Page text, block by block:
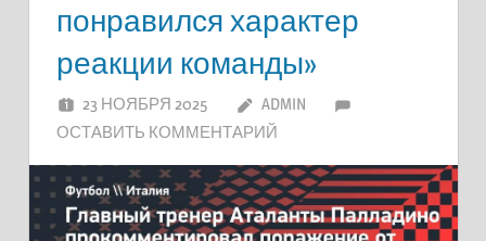
понравился характер
реакции команды»
23 НОЯБРЯ 2025
ADMIN
ОСТАВИТЬ КОММЕНТАРИЙ